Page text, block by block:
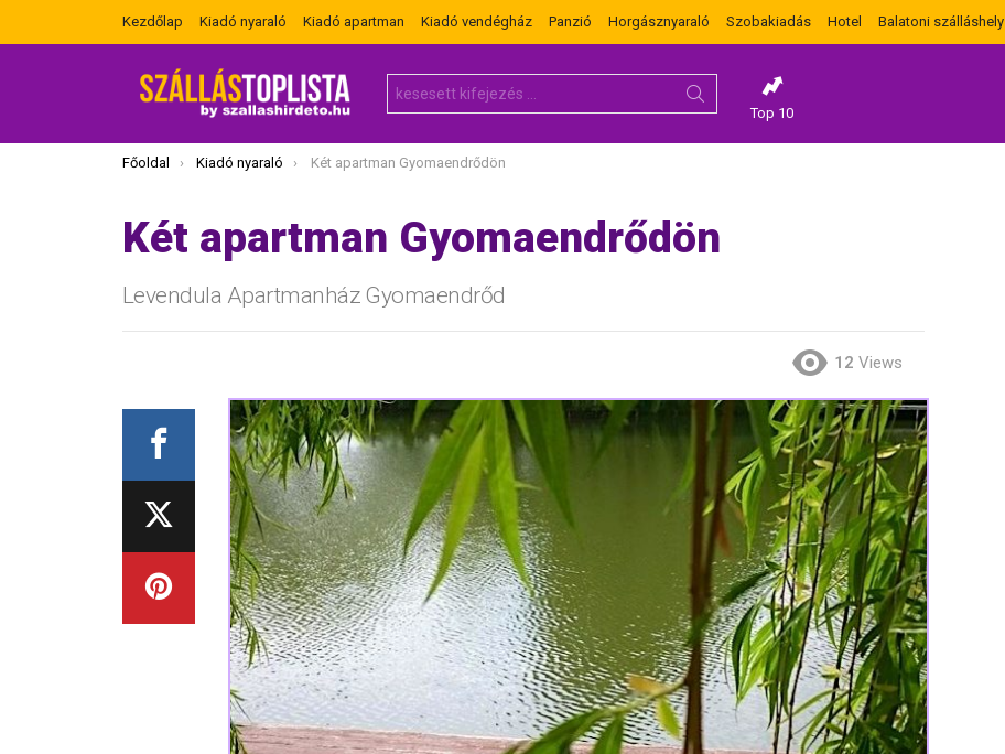
Kezdőlap Kiadó nyaraló Kiadó apartman Kiadó vendégház Panzió Horgásznyaraló Szobakiadás Hotel Balatoni szálláshely
for:
Top 10
Itt vagy most:
Főoldal Kiadó nyaraló Két apartman Gyomaendrődön
Két apartman Gyomaendrődön
Levendula Apartmanház Gyomaendrőd
12 Views